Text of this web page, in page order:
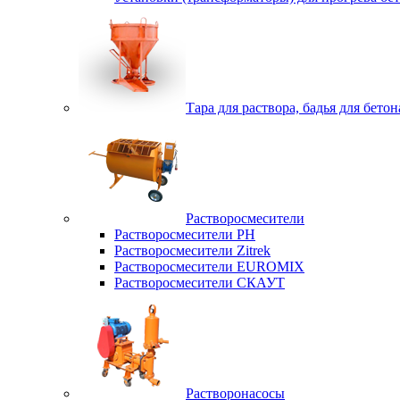
Тара для раствора, бадья для
Растворосмесители
Растворосмесители РН
Растворосмесители Zitrek
Растворосмесители EUROMIX
Растворосмесители СКАУТ
Растворонасосы